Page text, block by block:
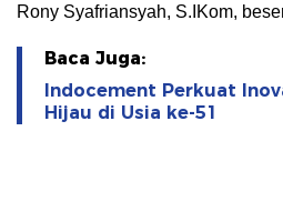
Rony Syafriansyah, S.IKom,
Baca Juga:
Indocement Perkuat
Hijau di Usia ke-51